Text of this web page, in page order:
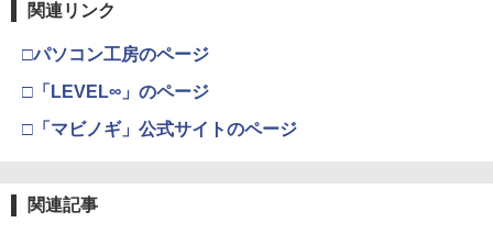
4
ニンテンドープリペイド番号 9000円|オ
￥11,980
【純正品】DualSense ワイヤレスコン
4
【純正品】Xbox 充電式バッテリー + US
(オリジナル特典:オリジナル巾着＋メー
カー特典:【坤と離】二振りの剣、十翼よ
り来たる！スタジオ描き下ろしイラスト
ボード付) [Blu-ray]
￥10,780
関連リンク
□パソコン工房のページ
□「LEVEL∞」のページ
□「マビノギ」公式サイトのページ
関連記事